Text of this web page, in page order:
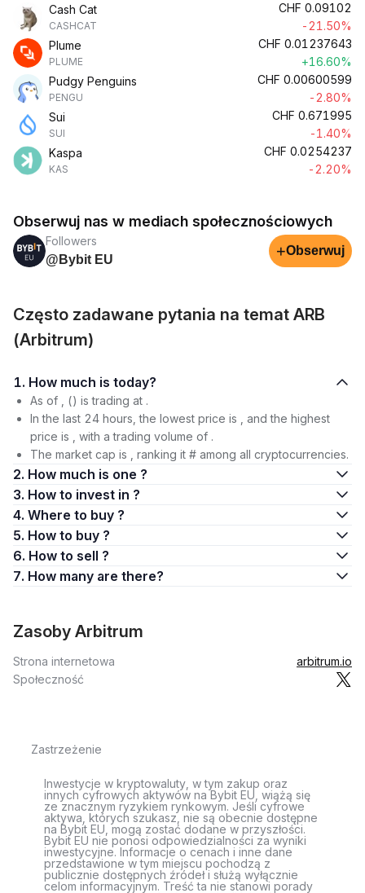
Cash Cat
CASHCAT
CHF 0.09102
-21.50%
Plume
PLUME
CHF 0.01237643
+16.60%
Pudgy Penguins
PENGU
CHF 0.00600599
-2.80%
Sui
SUI
CHF 0.671995
-1.40%
Kaspa
KAS
CHF 0.0254237
-2.20%
Obserwuj nas w mediach społecznościowych
Followers
@Bybit EU
+Obserwuj
Często zadawane pytania na temat ARB
(Arbitrum)
1. How much is today?
As of , () is trading at .
In the last 24 hours, the lowest price is , and the highest
price is , with a trading volume of .
The market cap is , ranking it # among all cryptocurrencies.
2. How much is one ?
3. How to invest in ?
4. Where to buy ?
5. How to buy ?
6. How to sell ?
7. How many are there?
Zasoby Arbitrum
Strona internetowa
arbitrum.io
Społeczność
Zastrzeżenie
Inwestycje w kryptowaluty, w tym zakup oraz
innych cyfrowych aktywów na Bybit EU, wiążą się
ze znacznym ryzykiem rynkowym. Jeśli cyfrowe
aktywa, których szukasz, nie są obecnie dostępne
na Bybit EU, mogą zostać dodane w przyszłości.
Bybit EU nie ponosi odpowiedzialności za wyniki
inwestycyjne. Informacje o cenach i inne dane
przedstawione w tym miejscu pochodzą z
publicznie dostępnych źródeł i służą wyłącznie
celom informacyjnym. Treść ta nie stanowi porady